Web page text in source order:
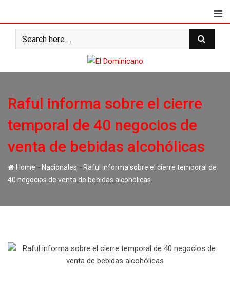
content
Raful informa sobre el cierre
temporal de 40 negocios de
venta de bebidas alcohólicas
Home - Nacionales - Raful informa sobre el cierre temporal de
40 negocios de venta de bebidas alcohólicas